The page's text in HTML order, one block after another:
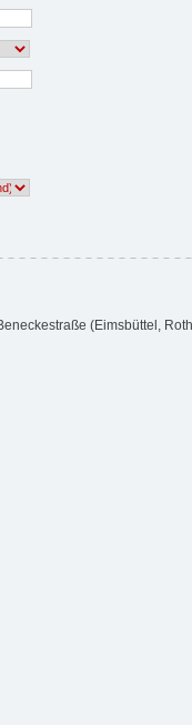
(Eimsbüttel,